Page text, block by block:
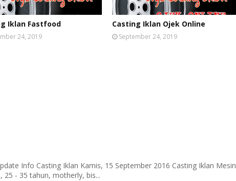
Iklan Fastfood
24, 2019
Casting Iklan Ojek Online
September 24, 2019
Info Casting Iklan Kamis, 15 September 2016 Casting Iklan Mesin
- 35 tahun, motherly, bis...